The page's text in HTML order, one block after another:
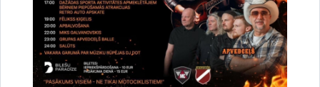
Vai šī informācija bija noderīga?
Sniegt atsauksmi